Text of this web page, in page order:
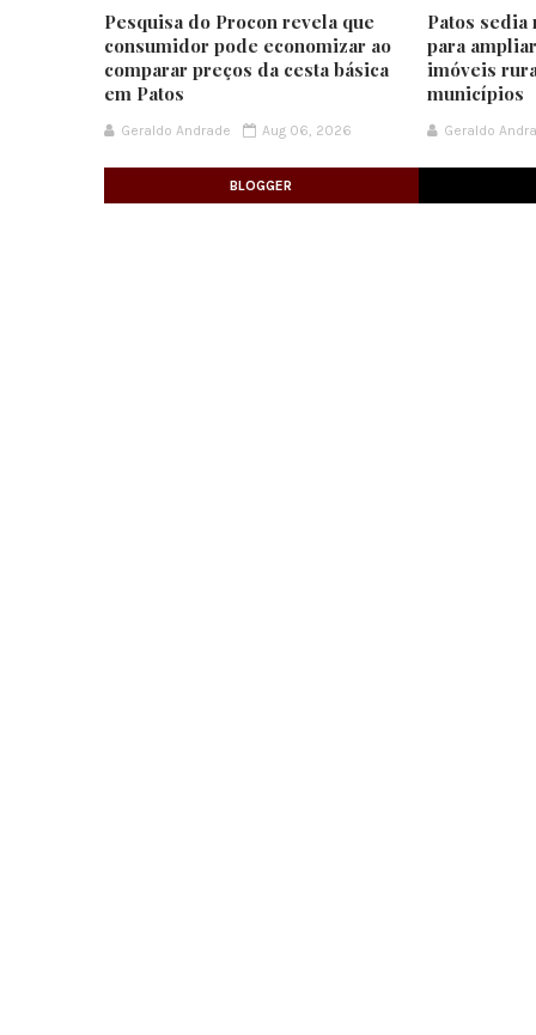
Pesquisa do Procon revela que
consumidor pode economizar ao
comparar preços da cesta básica
em Patos
Geraldo Andrade Aug 06, 2026
Patos sedia
para
imóveis
municípios
Geraldo
BLOGGER